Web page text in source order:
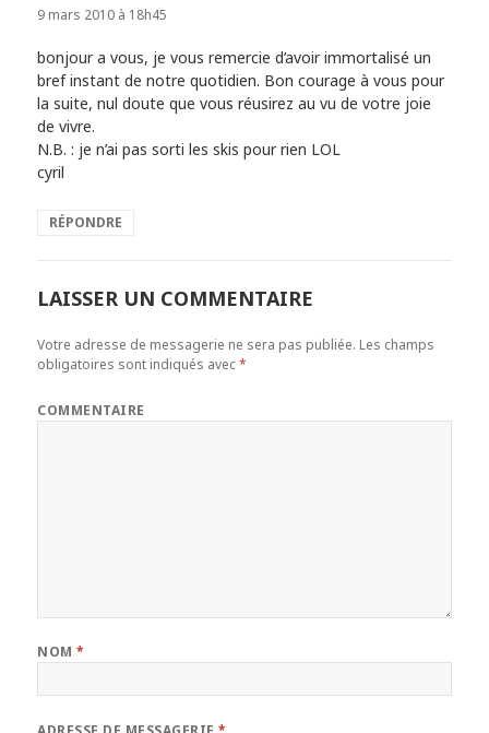
9 mars 2010 à 18h45
bonjour a vous, je vous remercie d’avoir immortalisé un
bref instant de notre quotidien. Bon courage à vous pour
la suite, nul doute que vous réusirez au vu de votre joie
de vivre.
N.B. : je n’ai pas sorti les skis pour rien LOL
cyril
RÉPONDRE
LAISSER UN COMMENTAIRE
Votre adresse de messagerie ne sera pas publiée. Les champs
obligatoires sont indiqués avec*
COMMENTAIRE
NOM*